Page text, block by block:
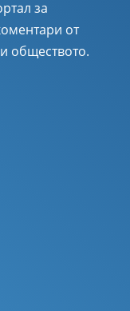
за
от
обществото.